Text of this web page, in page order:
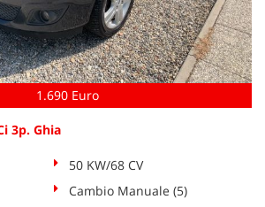
1.690 Euro
3p. Ghia
50 KW/68 CV
Cambio Manuale (5)